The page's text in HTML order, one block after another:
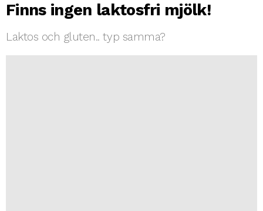
Finns ingen laktosfri mjölk!
Laktos och gluten.. typ samma?